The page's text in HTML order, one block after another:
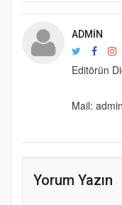
ADMIN
Editörün
Mail:
Yorum Yazın